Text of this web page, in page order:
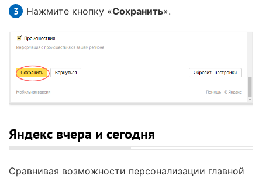
Нажмите кнопку «Сохранить».
Яндекс вчера и сегодня
Сравнивая возможности персонализации главной